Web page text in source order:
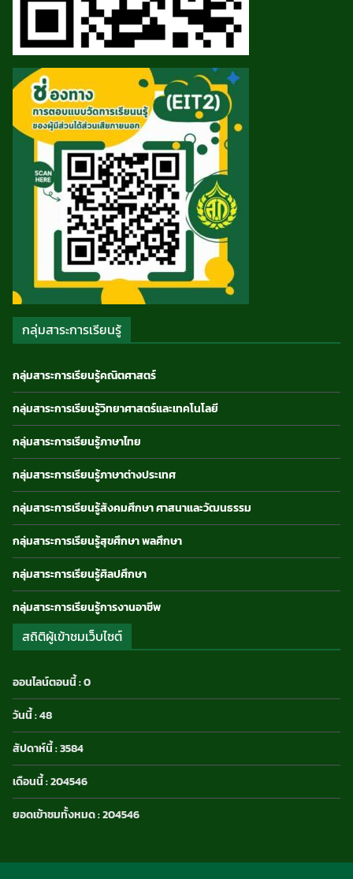
กลุ่มสาระการเรียนรู้
กลุ่มสาระการเรียนรู้คณิตศาสตร์
กลุ่มสาระการเรียนรู้วิทยาศาสตร์และเทคโนโลยี
กลุ่มสาระการเรียนรู้ภาษาไทย
กลุ่มสาระการเรียนรู้ภาษาต่างประเทศ
กลุ่มสาระการเรียนรู้สังคมศึกษา ศาสนาและวัฒนธรรม
กลุ่มสาระการเรียนรู้สุขศึกษา พลศึกษา
กลุ่มสาระการเรียนรู้ศิลปศึกษา
กลุ่มสาระการเรียนรู้การงานอาชีพ
สถิติผู้เข้าชมเว็บไซต์
ออนไลน์ตอนนี้ : 0
วันนี้ : 48
สัปดาห์นี้ : 3584
เดือนนี้ : 204546
ยอดเข้าชมทั้งหมด : 204546